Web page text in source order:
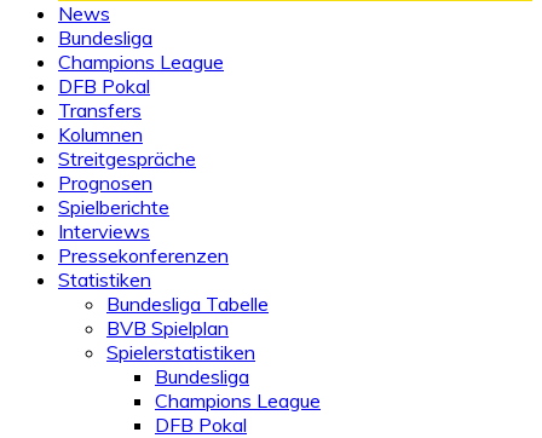
News
Bundesliga
Champions League
DFB Pokal
Transfers
Kolumnen
Streitgespräche
Prognosen
Spielberichte
Interviews
Pressekonferenzen
Statistiken
Bundesliga Tabelle
BVB Spielplan
Spielerstatistiken
Bundesliga
Champions League
DFB Pokal